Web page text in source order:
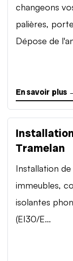
changeons
palières,
Dépose de
En savoir plus
Tramelan
Installation
immeubles,
isolantes
(EI30/E...